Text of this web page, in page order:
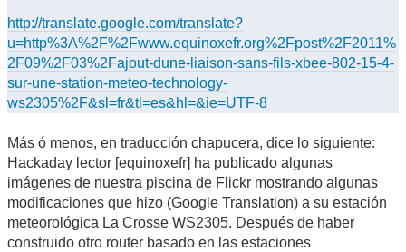
http://translate.google.com/translate?
u=http%3A%2F%2Fwww.equinoxefr.org%2Fpost%2F2011%
2F09%2F03%2Fajout-dune-liaison-sans-fils-xbee-802-15-4-
sur-une-station-meteo-technology-
ws2305%2F&sl=fr&tl=es&hl=&ie=UTF-8
Más ó menos, en traducción chapucera, dice lo siguiente:
Hackaday lector [equinoxefr] ha publicado algunas
imágenes de nuestra piscina de Flickr mostrando algunas
modificaciones que hizo (Google Translation) a su estación
meteorológica La Crosse WS2305. Después de haber
construido otro router basado en las estaciones